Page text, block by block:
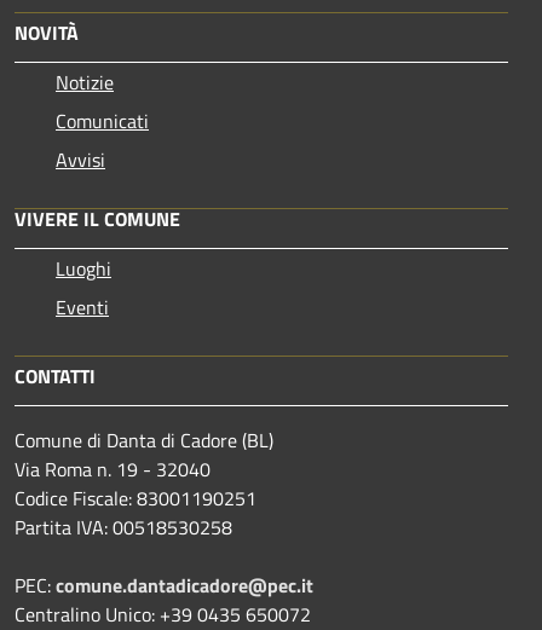
NOVITÀ
Notizie
Comunicati
Avvisi
VIVERE IL COMUNE
Luoghi
Eventi
CONTATTI
Comune di Danta di Cadore (BL)
Via Roma n. 19 - 32040
Codice Fiscale: 83001190251
Partita IVA: 00518530258
PEC:comune.dantadicadore@pec.it
Centralino Unico: +39 0435 650072